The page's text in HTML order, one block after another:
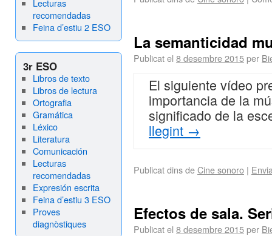
Lecturas
recomendadas
Feina d’estiu 2 ESO
3r ESO
Libros de texto
Libros de lectura
Ortografia
Gramática
Léxico
Literatura
Comunicación
Lecturas
recomendadas
Expresión escrita
Feina d’estiu 3 ESO
Proves
diagnòstiques
La semanticidad
Publicat el 8 desembre 2015per
El siguiente vídeo
importancia de la
significado de la
llegint →
Publicat dins deCine sonoro |
Efectos de sala.
Publicat el 8 desembre 2015per